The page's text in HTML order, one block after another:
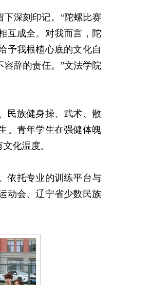
深刻印记。“陀螺比赛
互成全。对我而言，陀
予我根植心底的文化自
辞的责任。”文法学院
民族健身操、武术、散
。青年学生在强健体魄
化温度。
依托专业的训练平台与
动会、辽宁省少数民族